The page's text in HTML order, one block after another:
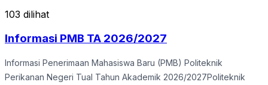
103 dilihat
Informasi PMB TA 2026/2027
Informasi Penerimaan Mahasiswa Baru (PMB) Politeknik
Perikanan Negeri Tual Tahun Akademik 2026/2027Politeknik